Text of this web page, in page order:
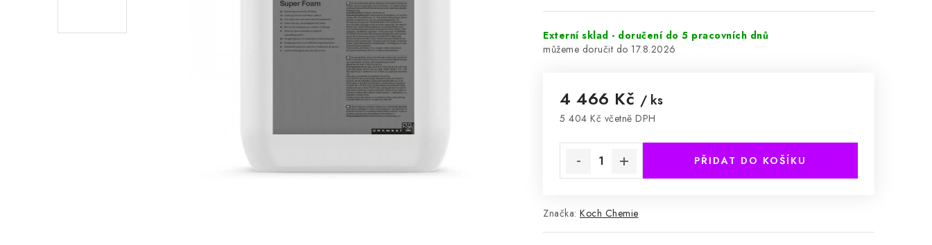
Externí sklad - doručení do 5 pracovních dnů
17.8.2026
4 466 Kč / ks
5 404 Kč včetně DPH
PŘIDAT DO KOŠÍKU
Značka: Koch Chemie